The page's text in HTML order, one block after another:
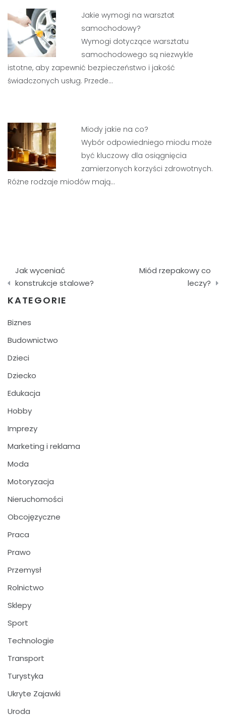
Jakie wymogi na warsztat
samochodowy?
Wymogi dotyczące warsztatu
samochodowego są niezwykle
istotne, aby zapewnić bezpieczeństwo i jakość
świadczonych usług. Przede…
Miody jakie na co?
Wybór odpowiedniego miodu może
być kluczowy dla osiągnięcia
zamierzonych korzyści zdrowotnych.
Różne rodzaje miodów mają…
Nawigacja
wpisu
Jak wyceniać
konstrukcje stalowe?
Miód rzepakowy co
leczy?
KATEGORIE
Biznes
Budownictwo
Dzieci
Dziecko
Edukacja
Hobby
Imprezy
Marketing i reklama
Moda
Motoryzacja
Nieruchomości
Obcojęzyczne
Praca
Prawo
Przemysł
Rolnictwo
Sklepy
Sport
Technologie
Transport
Turystyka
Ukryte Zajawki
Uroda